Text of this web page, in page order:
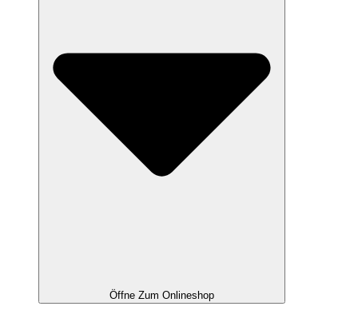
Öffne Zum Onlineshop